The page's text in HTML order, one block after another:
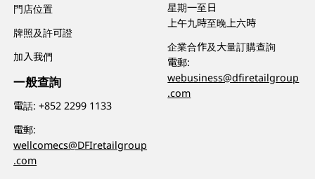
門店位置
牌照及許可證
加入我們
一般查詢
電話:+852 2299 1133
電郵:
wellcomecs@DFIretailgroup
.com
星期一至日
上午九時至晚上六時
企業合作及大量訂購查詢
電郵:
webusiness@dfiretailgroup
.com